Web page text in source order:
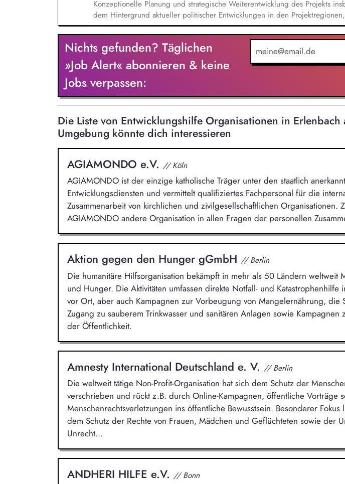
Konzeptionelle Planung und strategische Weiterentwicklung des Projekts
dem Hintergrund aktueller politischer Entwicklungen in den Projektregionen,
Öffentlichkeitsarbeit Print und web in Deutsch und Englisch, Vertretung des
Vorträgen, Netzwerk- u. Fundraisingveranstaltungen, Weiterentwicklung des
Privatspendenfundraisings, regelmäßige Kommunikation mit und das
(neuen) Spender*innen, Organisation und Begleitung der etwa jährlich
Dialogseminare.
Nichts gefunden? Täglichen
»Job Alert« abonnieren & keine
Jobs verpassen:
Die Liste von Entwicklungshilfe Organisationen in
Umgebung könnte dich interessieren
AGIAMONDO e.V. // Köln
AGIAMONDO ist der einzige katholische Träger unter den staatlich
Entwicklungsdiensten und vermittelt qualifiziertes Fachpersonal für die
Zusammenarbeit von kirchlichen und zivilgesellschaftlichen Organisationen.
AGIAMONDO andere Organisation in allen Fragen der personellen
Aktion gegen den Hunger gGmbH // Berlin
Die humanitäre Hilfsorganisation bekämpft in mehr als 50 Ländern weltweit
und Hunger. Die Aktivitäten umfassen direkte Notfall- und Katastrophenhilfe
vor Ort, aber auch Kampagnen zur Vorbeugung von Mangelernährung, die
Zugang zu sauberem Trinkwasser und sanitären Anlagen sowie Kampagnen
der Öffentlichkeit.
Amnesty International Deutschland e. V. // Berlin
Die weltweit tätige Non-Profit-Organisation hat sich dem Schutz der
verschrieben und rückt z.B. durch Online-Kampagnen, öffentliche Vorträge
Menschenrechtsverletzungen ins öffentliche Bewusstsein. Besonderer
dem Schutz der Rechte von Frauen, Mädchen und Geflüchteten sowie der
Unrecht...
ANDHERI HILFE e.V. // Bonn